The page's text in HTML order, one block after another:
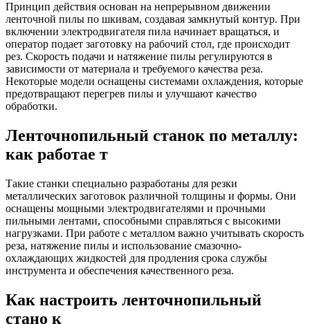
Принцип действия основан на непрерывном движении
ленточной пилы по шкивам, создавая замкнутый контур. При
включении электродвигателя пила начинает вращаться, и
оператор подает заготовку на рабочий стол, где происходит
рез. Скорость подачи и натяжение пилы регулируются в
зависимости от материала и требуемого качества реза.
Некоторые модели оснащены системами охлаждения, которые
предотвращают перегрев пилы и улучшают качество
обработки.
Ленточнопильный станок по металлу:
как работае т
Такие станки специально разработаны для резки
металлических заготовок различной толщины и формы. Они
оснащены мощными электродвигателями и прочными
пильными лентами, способными справляться с высокими
нагрузками. При работе с металлом важно учитывать скорость
реза, натяжение пилы и использование смазочно-
охлаждающих жидкостей для продления срока службы
инструмента и обеспечения качественного реза.
Как настроить ленточнопильный
стано к